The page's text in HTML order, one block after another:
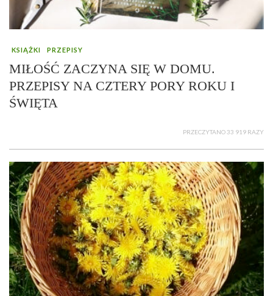
KSIĄŻKI PRZEPISY
MIŁOŚĆ ZACZYNA SIĘ W DOMU.
PRZEPISY NA CZTERY PORY ROKU I
ŚWIĘTA
PRZECZYTANO 33 919 RAZY